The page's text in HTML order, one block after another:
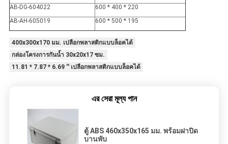
AB-DG-604022
600 * 400 * 220
AB-AH-605019
600 * 500 * 195
400x300x170 มม. เปลือกพลาสติกแบบล็อคได้
กล่องโครงการกันน้ำ 30x20x17 ซม.
11.81 * 7.87 * 6.69 '' เปลือกพลาสติกแบบล็อคได้
এর সেরা মূল্য পান
ตู้ ABS 460x350x165 มม. พร้อมฝาปิด
บานพับ